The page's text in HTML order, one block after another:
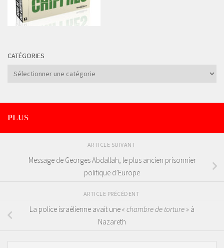
CATÉGORIES
Catégories
PLUS
ARTICLE SUIVANT
Message de Georges Abdallah, le plus ancien prisonnier
politique d’Europe
ARTICLE PRÉCÉDENT
La police israélienne avait une« chambre de torture » à
Nazareth